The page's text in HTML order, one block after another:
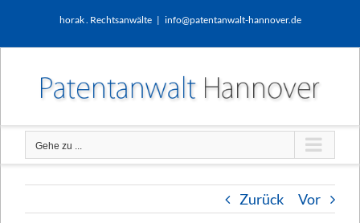
horak . Rechtsanwälte | info@patentanwalt-hannover.de
Gehe zu ...
Zurück Vor